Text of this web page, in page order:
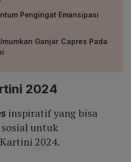
Pengingat Emansipasi
Ganjar Capres Pada
2024
inspiratif yang bisa
untuk
2024.